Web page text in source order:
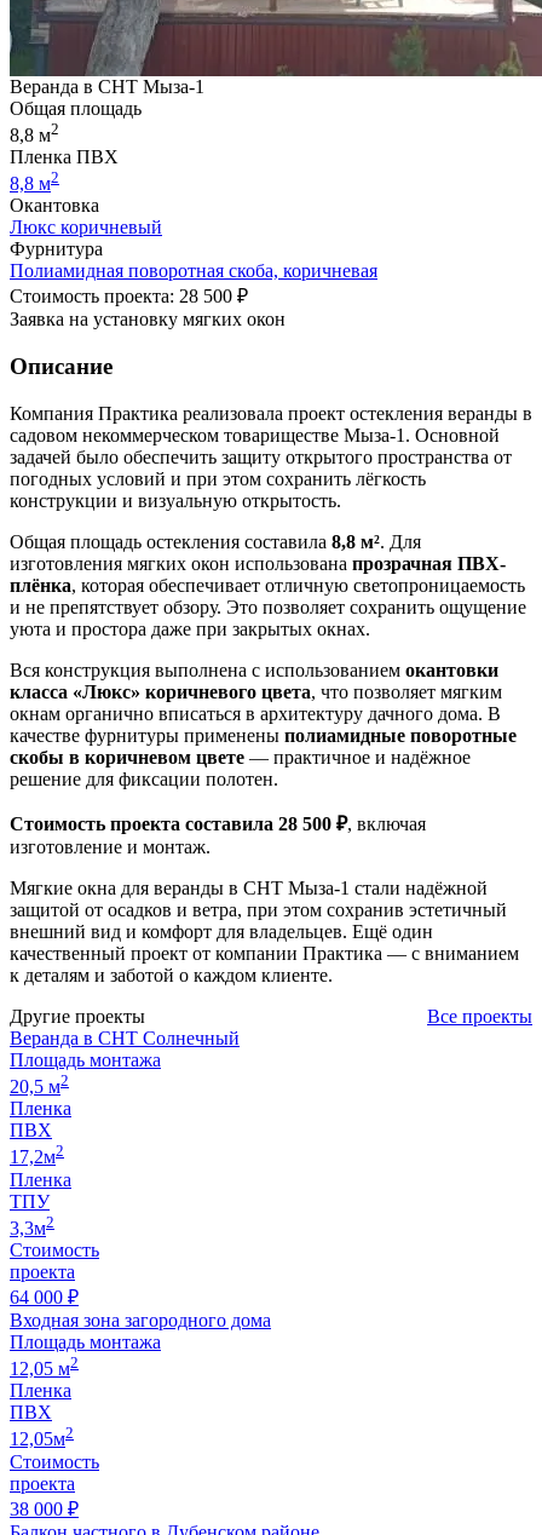
Веранда в СНТ Мыза-1
Общая площадь
8,8 м2
Пленка ПВХ
8,8 м2
Окантовка
Люкс коричневый
Фурнитура
Полиамидная поворотная скоба, коричневая
Стоимость проекта: 28 500 ₽
Заявка на установку мягких окон
Описание
Компания Практика реализовала проект остекления веранды в
садовом некоммерческом товариществе Мыза-1. Основной
задачей было обеспечить защиту открытого пространства от
погодных условий и при этом сохранить лёгкость
конструкции и визуальную открытость.
Общая площадь остекления составила 8,8 м². Для
изготовления мягких окон использована прозрачная ПВХ-
плёнка, которая обеспечивает отличную светопроницаемость
и не препятствует обзору. Это позволяет сохранить ощущение
уюта и простора даже при закрытых окнах.
Вся конструкция выполнена с использованием окантовки
класса «Люкс» коричневого цвета, что позволяет мягким
окнам органично вписаться в архитектуру дачного дома. В
качестве фурнитуры применены полиамидные поворотные
скобы в коричневом цвете — практичное и надёжное
решение для фиксации полотен.
Стоимость проекта составила 28 500 ₽, включая
изготовление и монтаж.
Мягкие окна для веранды в СНТ Мыза-1 стали надёжной
защитой от осадков и ветра, при этом сохранив эстетичный
внешний вид и комфорт для владельцев. Ещё один
качественный проект от компании Практика — с вниманием
к деталям и заботой о каждом клиенте.
Другие проекты
Все проекты
Веранда в СНТ Солнечный
Площадь монтажа
20,5 м2
Пленка
ПВХ
17,2м2
Пленка
ТПУ
3,3м2
Стоимость
проекта
64 000 ₽
Входная зона загородного дома
Площадь монтажа
12,05 м2
Пленка
ПВХ
12,05м2
Стоимость
проекта
38 000 ₽